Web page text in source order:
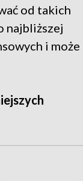
od takich
najbliższej
i może